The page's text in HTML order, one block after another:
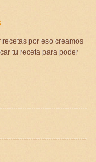
por eso creamos
tu receta para poder